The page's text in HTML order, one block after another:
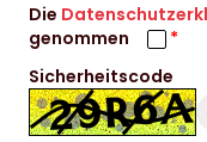
Die
genommen
Sicherheitscode